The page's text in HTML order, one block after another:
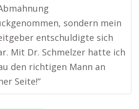
sondern mein
entschuldigte sich
Mit Dr. Schmelzer hatte ich
den richtigen Mann an
Seite!“